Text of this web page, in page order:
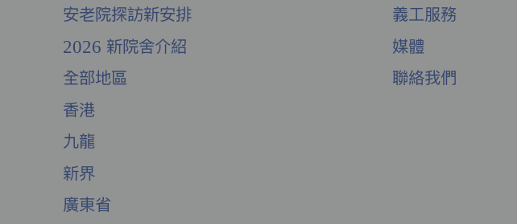
安老院探訪新安排
2026 新院舍介紹
全部地區
香港
九龍
新界
廣東省
義工服務
媒體
聯絡我們